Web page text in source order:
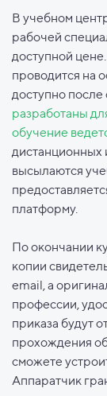
В учебном
рабочей
доступной
проводится на
доступно после
разработаны
обучение
дистанционных
высылаются
платформу.
По окончании
копии
email, а
профессии,
приказа будут
прохождения
сможете
Аппаратчик